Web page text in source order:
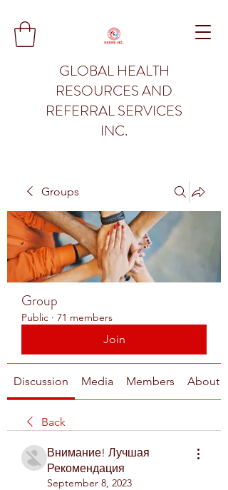
GLOBAL HEALTH
RESOURCES AND
REFERRAL SERVICES
INC.
Groups
Group
Public · 71 members
Join
Discussion Media Members About
Back
Внимание! Лучшая
Рекомендация
September 8, 2023